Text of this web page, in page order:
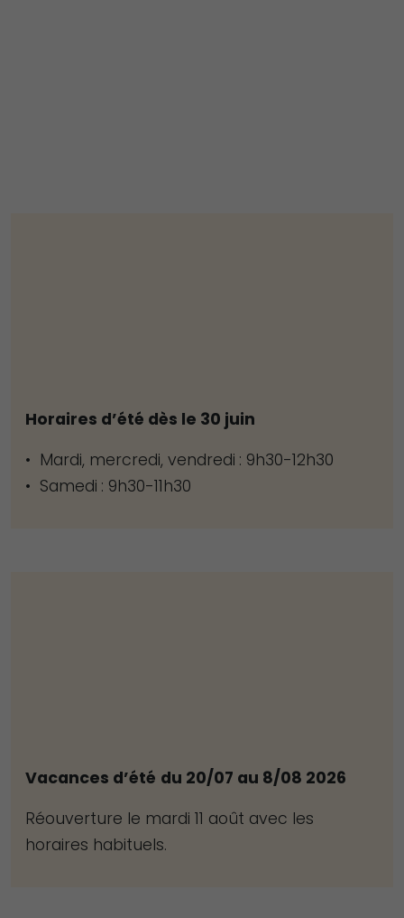
Horaires d’été dès le 30 juin
• Mardi, mercredi, vendredi : 9h30-12h30
• Samedi : 9h30-11h30
Vacances d’été du 20/07 au 8/08 2026
Réouverture le mardi 11 août avec les
horaires habituels.